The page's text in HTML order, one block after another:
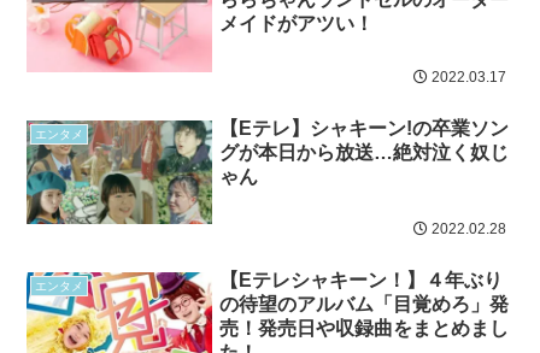
メイドがアツい！
2022.03.17
エンタメ
【Eテレ】シャキーン!の卒業ソン
グが本日から放送…絶対泣く奴じ
ゃん
2022.02.28
エンタメ
【Eテレシャキーン！】４年ぶり
の待望のアルバム「目覚めろ」発
売！発売日や収録曲をまとめまし